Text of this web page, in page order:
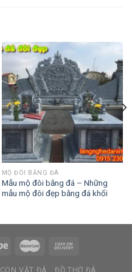
MỘ ĐÔI BẰNG ĐÁ
Mẫu mộ đôi bằng đá – Những
mẫu mộ đôi đẹp bằng đá khối